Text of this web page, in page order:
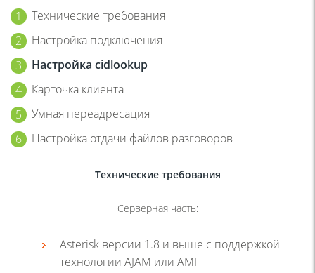
Технические требования
Настройка подключения
Настройка cidlookup
Карточка клиента
Умная переадресация
Настройка отдачи файлов разговоров
Технические требования
Серверная часть:
Asterisk версии 1.8 и выше с поддержкой
технологии AJAM или AMI